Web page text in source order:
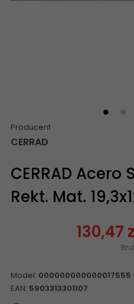
Producent
CERRAD
CERRAD Acero
Rekt. Mat.
130,47
Model: 000000000000017555
EAN: 5903313301107